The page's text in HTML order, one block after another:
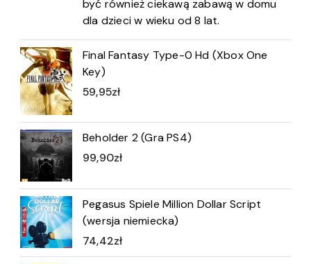
być również ciekawą zabawą w domu
dla dzieci w wieku od 8 lat.
Final Fantasy Type-0 Hd (Xbox One
Key)
59,95zł
Beholder 2 (Gra PS4)
99,90zł
Pegasus Spiele Million Dollar Script
(wersja niemiecka)
74,42zł